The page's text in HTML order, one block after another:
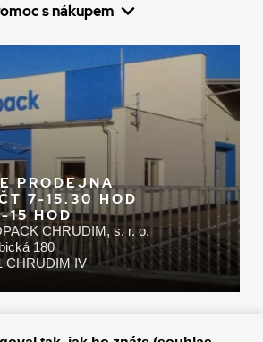
s nákupem
PRODEJNA
7-15.30 HOD
15 HOD
CHRUDIM, s. r. o.
180
CHRUDIM IV